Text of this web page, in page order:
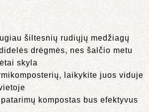
šiltesnių rudiųjų medžiagų
drėgmės, nes šalčio metu
skyla
laikykite juos viduje
kompostas bus efektyvus